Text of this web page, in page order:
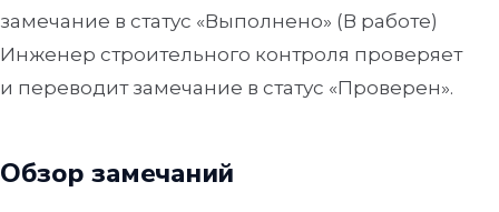
замечание в статус «Выполнено» (В работе)
Инженер строительного контроля проверяет
и переводит замечание в статус «Проверен».
Обзор замечаний